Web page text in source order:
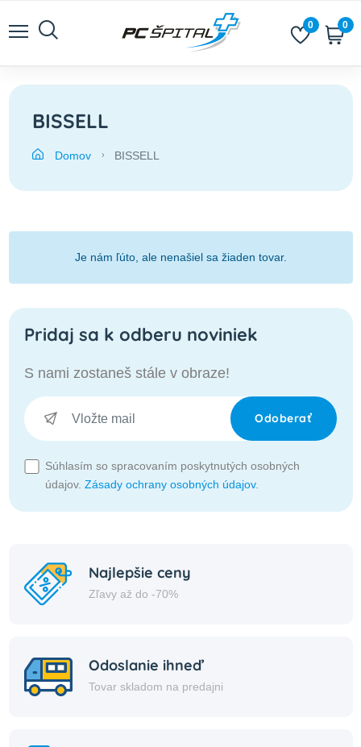
0 0
BISSELL
Domov BISSELL
Je nám ľúto, ale nenašiel sa žiaden tovar.
Pridaj sa k odberu noviniek
S nami zostaneš stále v obraze!
Odoberať
Súhlasím so spracovaním poskytnutých osobných
údajov. Zásady ochrany osobných údajov.
Najlepšie ceny
Zľavy až do -70%
Odoslanie ihneď
Tovar skladom na predajni